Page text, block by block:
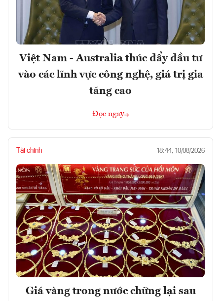
Việt Nam - Australia thúc đẩy đầu tư
vào các lĩnh vực công nghệ, giá trị gia
tăng cao
Đọc ngay
Tài chính 18:44, 10/08/2026
Giá vàng trong nước chững lại sau